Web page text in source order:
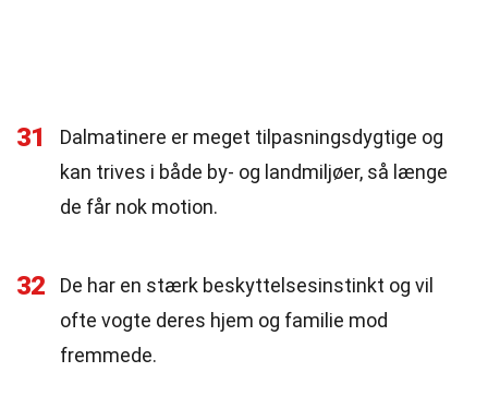
31
Dalmatinere er meget tilpasningsdygtige og
kan trives i både by- og landmiljøer, så længe
de får nok motion.
32
De har en stærk beskyttelsesinstinkt og vil
ofte vogte deres hjem og familie mod
fremmede.